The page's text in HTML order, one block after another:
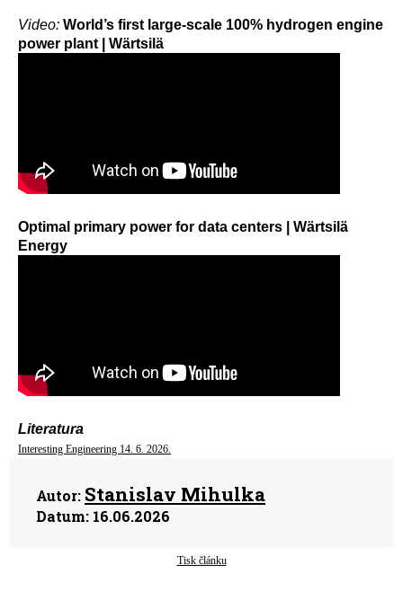
Video: World’s first large-scale 100% hydrogen engine
power plant | Wärtsilä
Optimal primary power for data centers | Wärtsilä
Energy
Literatura
Interesting Engineering 14. 6. 2026.
Autor: Stanislav Mihulka
Datum: 16.06.2026
Tisk článku